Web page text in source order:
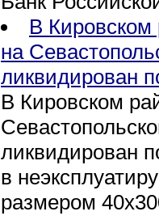
В Кировском
на
ликвидирован
В Кировском
ликвидирован
в
размером